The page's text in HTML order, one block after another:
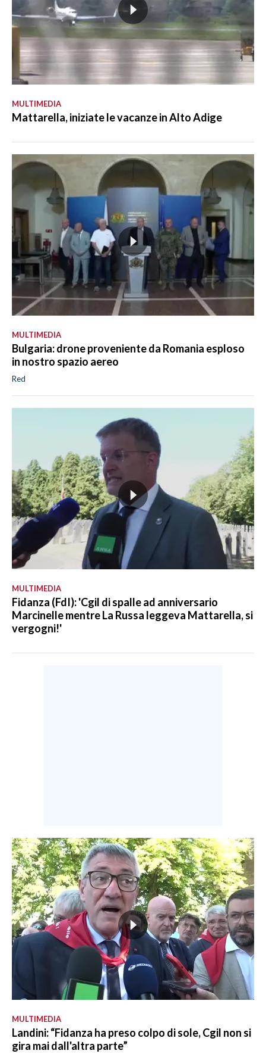
MULTIMEDIA
Mattarella, iniziate le vacanze in Alto Adige
MULTIMEDIA
Bulgaria: drone proveniente da Romania esploso
in nostro spazio aereo
Red
MULTIMEDIA
Fidanza (FdI): 'Cgil di spalle ad anniversario
Marcinelle mentre La Russa leggeva Mattarella, si
vergogni!'
MULTIMEDIA
Landini: “Fidanza ha preso colpo di sole, Cgil non si
gira mai dall'altra parte”